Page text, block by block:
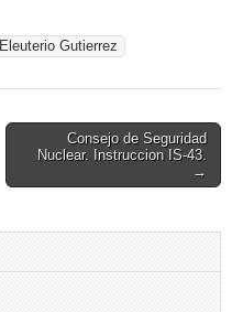
Eleuterio Gutierrez
Consejo de Seguridad
Nuclear. Instruccion IS-43.
→